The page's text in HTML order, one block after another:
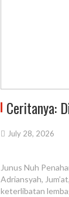
Ceritanya:
July 28, 2026
Junus Nuh
Adriansyah,
keterlibatan